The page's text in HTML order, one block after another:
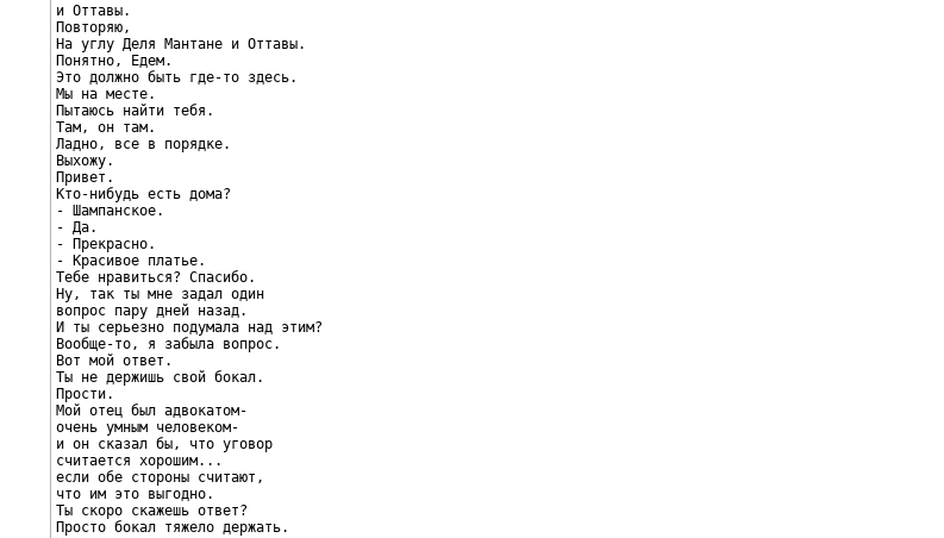
и Оттавы.
Повторяю,
На углу Деля Мантане и Оттавы.
Понятно, Едем.
Это должно быть где-то здесь.
Мы на месте.
Пытаюсь найти тебя.
Там, он там.
Ладно, все в порядке.
Выхожу.
Привет.
Кто-нибудь есть дома?
- Шампанское.
- Да.
- Прекрасно.
- Красивое платье.
Тебе нравиться? Спасибо.
Ну, так ты мне задал один
вопрос пару дней назад.
И ты серьезно подумала над этим?
Вообще-то, я забыла вопрос.
Вот мой ответ.
Ты не держишь свой бокал.
Прости.
Мой отец был адвокатом-
очень умным человеком-
и он сказал бы, что уговор
считается хорошим...
если обе стороны считают,
что им это выгодно.
Ты скоро скажешь ответ?
Просто бокал тяжело держать.